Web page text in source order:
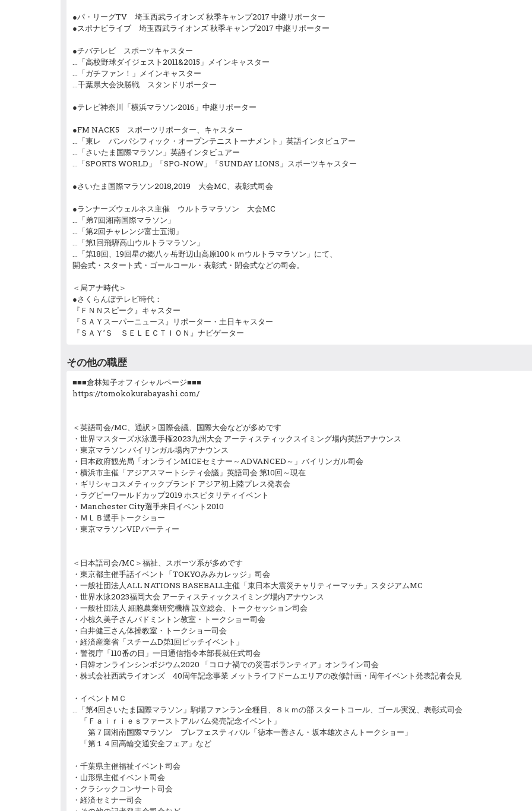
●パ・リーグTV 埼玉西武ライオンズ 秋季キャンプ2017 中継リポーター
●スポナビライブ 埼玉西武ライオンズ 秋季キャンプ2017 中継リポーター
●チバテレビ スポーツキャスター
…「高校野球ダイジェスト2011&2015」メインキャスター
…「ガチファン！」メインキャスター
…千葉県大会決勝戦 スタンドリポーター
●テレビ神奈川「横浜マラソン2016」中継リポーター
●FM NACK5 スポーツリポーター、キャスター
…「東レ パンパシフィック・オープンテニストーナメント」英語インタビュアー
…「さいたま国際マラソン」英語インタビュアー
…「SPORTS WORLD」「SPO-NOW」「SUNDAY LIONS」スポーツキャスター
●さいたま国際マラソン2018,2019 大会MC、表彰式司会
●ランナーズウェルネス主催 ウルトラマラソン 大会MC
…「弟7回湘南国際マラソン」
…「第2回チャレンジ富士五湖」
…「第1回飛騨高山ウルトラマラソン」
…「第18回、19回星の郷八ヶ岳野辺山高原100ｋｍウルトラマラソン」にて、
開会式・スタート式・ゴールコール・表彰式・閉会式などの司会。
＜局アナ時代＞
●さくらんぼテレビ時代：
『ＦＮＮスピーク』キャスター
『ＳＡＹスーパーニュース』リポーター・土日キャスター
『ＳＡＹ’Ｓ ＳＥＬＥＣＴＩＯＮ』ナビゲーター
その他の職歴
■■■倉林知子オフィシャルページ■■■
https://tomokokurabayashi.com/
＜英語司会/MC、通訳＞国際会議、国際大会などが多めです
・世界マスターズ水泳選手権2023九州大会 アーティスティックスイミング場内英語アナウンス
・東京マラソン バイリンガル場内アナウンス
・日本政府観光局「オンラインMICEセミナー～ADVANCED～」バイリンガル司会
・横浜市主催「アジアスマートシティ会議」英語司会 第10回～現在
・ギリシャコスメティックブランド アジア初上陸プレス発表会
・ラグビーワールドカップ2019 ホスピタリティイベント
・Manchester City選手来日イベント2010
・ＭＬＢ選手トークショー
・東京マラソンVIPパーティー
＜日本語司会/MC＞福祉、スポーツ系が多めです
・東京都主催手話イベント「TOKYOみみカレッジ」司会
・一般社団法人ALL NATIONS BASEBALL主催「東日本大震災チャリティーマッチ」スタジアムMC
・世界水泳2023福岡大会 アーティスティックスイミング場内アナウンス
・一般社団法人 細胞農業研究機構 設立総会、トークセッション司会
・小椋久美子さんバドミントン教室・トークショー司会
・白井健三さん体操教室・トークショー司会
・経済産業省「スチームD第1回ピッチイベント」
・警視庁「110番の日」一日通信指令本部長就任式司会
・日韓オンラインシンポジウム2020 「コロナ禍での災害ボランティア」オンライン司会
・株式会社西武ライオンズ 40周年記念事業 メットライフドームエリアの改修計画・周年イベント発表記者会見
・イベントＭＣ
…「第4回さいたま国際マラソン」駒場ファンラン全種目、８ｋｍの部 スタートコール、ゴール実況、表彰式司会
「Ｆａｉｒｉｅｓファーストアルバム発売記念イベント」
第７回湘南国際マラソン プレフェスティバル「徳本一善さん・坂本雄次さんトークショー」
「第１４回高輪交通安全フェア」など
・千葉県主催福祉イベント司会
・山形県主催イベント司会
・クラシックコンサート司会
・経済セミナー司会